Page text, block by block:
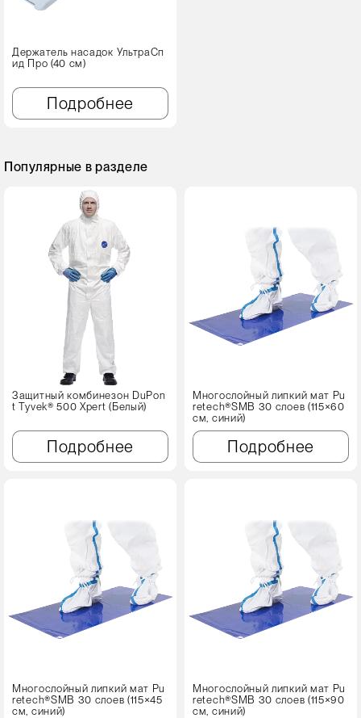
Держатель насадок УльтраСп
ид Про (40 см)
Подробнее
Популярные в разделе
Защитный комбинезон DuPon
t Tyvek® 500 Xpert (Белый)
Подробнее
Многослойный липкий мат Pu
retech®SMB 30 слоев (115×60
см, синий)
Подробнее
Многослойный липкий мат Pu
retech®SMB 30 слоев (115×45
см, синий)
Многослойный липкий мат Pu
retech®SMB 30 слоев (115×90
см, синий)